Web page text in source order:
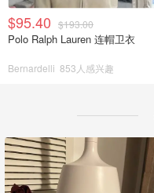
$95.40 $193.00
Polo Ralph Lauren 连帽卫衣
Bernardelli 853人感兴趣